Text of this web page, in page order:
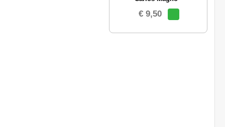
€ 9,50